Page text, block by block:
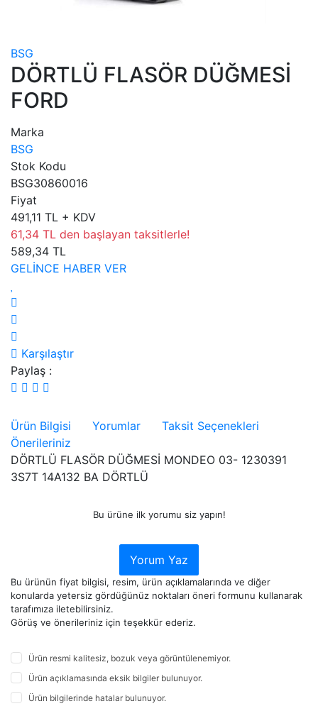
BSG
DÖRTLÜ FLASÖR DÜĞMESİ
FORD
Marka
BSG
Stok Kodu
BSG30860016
Fiyat
491,11 TL + KDV
61,34 TL den başlayan taksitlerle!
589,34 TL
GELİNCE HABER VER
Karşılaştır
Paylaş :
Ürün Bilgisi Yorumlar
Taksit Seçenekleri
Önerileriniz
DÖRTLÜ FLASÖR DÜĞMESİ MONDEO 03- 1230391
3S7T 14A132 BA DÖRTLÜ
Bu ürüne ilk yorumu siz yapın!
Yorum Yaz
Bu ürünün fiyat bilgisi, resim, ürün açıklamalarında ve diğer
konularda yetersiz gördüğünüz noktaları öneri formunu kullanarak
tarafımıza iletebilirsiniz.
Görüş ve önerileriniz için teşekkür ederiz.
Ürün resmi kalitesiz, bozuk veya görüntülenemiyor.
Ürün açıklamasında eksik bilgiler bulunuyor.
Ürün bilgilerinde hatalar bulunuyor.